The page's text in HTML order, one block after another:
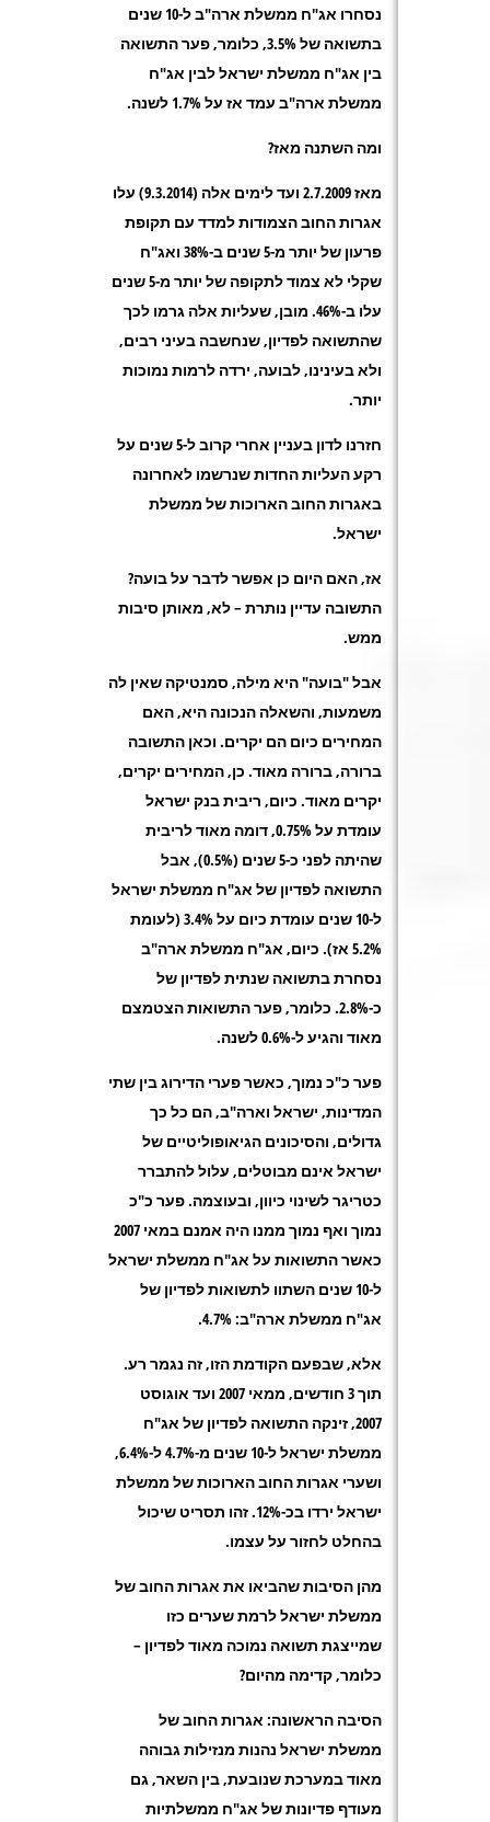
נסחרו אג"ח ממשלת ארה"ב ל-10 שנים
בתשואה של 3.5%, כלומר, פער התשואה
בין אג"ח ממשלת ישראל לבין אג"ח
ממשלת ארה"ב עמד אז על 1.7% לשנה.
ומה השתנה מאז?
מאז 2.7.2009 ועד לימים אלה (9.3.2014) עלו
אגרות החוב הצמודות למדד עם תקופת
פרעון של יותר מ-5 שנים ב-38% ואג"ח
שקלי לא צמוד לתקופה של יותר מ-5 שנים
עלו ב-46%. מובן, שעליות אלה גרמו לכך
שהתשואה לפדיון, שנחשבה בעיני רבים,
ולא בעינינו, לבועה, ירדה לרמות נמוכות
יותר.
חזרנו לדון בעניין אחרי קרוב ל-5 שנים על
רקע העליות החדות שנרשמו לאחרונה
באגרות החוב הארוכות של ממשלת
ישראל.
אז, האם היום כן אפשר לדבר על בועה?
התשובה עדיין נותרת – לא, מאותן סיבות
ממש.
אבל "בועה" היא מילה, סמנטיקה שאין לה
משמעות, והשאלה הנכונה היא, האם
המחירים כיום הם יקרים. וכאן התשובה
ברורה, ברורה מאוד. כן, המחירים יקרים,
יקרים מאוד. כיום, ריבית בנק ישראל
עומדת על 0.75%, דומה מאוד לריבית
שהיתה לפני כ-5 שנים (0.5%), אבל
התשואה לפדיון של אג"ח ממשלת ישראל
ל-10 שנים עומדת כיום על 3.4% (לעומת
5.2% אז). כיום, אג"ח ממשלת ארה"ב
נסחרת בתשואה שנתית לפדיון של
כ-2.8%. כלומר, פער התשואות הצטמצם
מאוד והגיע ל-0.6% לשנה.
פער כ"כ נמוך, כאשר פערי הדירוג בין שתי
המדינות, ישראל וארה"ב, הם כל כך
גדולים, והסיכונים הגיאופוליטיים של
ישראל אינם מבוטלים, עלול להתברר
כטריגר לשינוי כיוון, ובעוצמה. פער כ"כ
נמוך ואף נמוך ממנו היה אמנם במאי 2007
כאשר התשואות על אג"ח ממשלת ישראל
ל-10 שנים השתוו לתשואות לפדיון של
אג"ח ממשלת ארה"ב: 4.7%.
אלא, שבפעם הקודמת הזו, זה נגמר רע.
תוך 3 חודשים, ממאי 2007 ועד אוגוסט
2007, זינקה התשואה לפדיון של אג"ח
ממשלת ישראל ל-10 שנים מ-4.7% ל-6.4%,
ושערי אגרות החוב הארוכות של ממשלת
ישראל ירדו בכ-12%. זהו תסריט שיכול
בהחלט לחזור על עצמו.
מהן הסיבות שהביאו את אגרות החוב של
ממשלת ישראל לרמת שערים כזו
שמייצגת תשואה נמוכה מאוד לפדיון –
כלומר, קדימה מהיום?
הסיבה הראשונה: אגרות החוב של
ממשלת ישראל נהנות מנזילות גבוהה
מאוד במערכת שנובעת, בין השאר, גם
מעודף פדיונות של אג"ח ממשלתיות